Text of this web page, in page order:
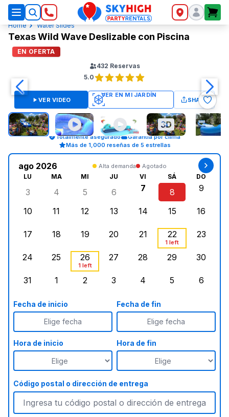
SkyHigh Logo
Home Water Slides
Texas Wild Wave Deslizable con Piscina
EN OFERTA
432 Reservas
5.0
VER VIDEO SHARE
Totalmente asegurado
Garantía por clima
Más de 1,000 reseñas de 5 estrellas
ago 2026 Alta demanda Agotado
LU MA MI JU VI SÁ DO
lunes, agosto 3, 2026
3
martes, agosto 4, 2026
4
miércoles, agosto 5, 2026
5
jueves, agosto 6, 2026
6
viernes, agosto 7,
7
sábado,
8 9
10
11
12
13
14
15
16
17
18
miércoles, agosto 19, 2026
19
jueves, agosto 20, 2026
20
viernes, agosto 21,
21
sábado,
22
1 left
23
lunes, agosto 24, 2026
24
martes, agosto 25, 2026
25
miércoles, agosto 26, 2026
26
1 left
27
28
29
30
31
1
2
3
4
5
6
Fecha de inicio
Elige fecha
Fecha de fin
Elige fecha
Hora de inicio Hora de fin
Código postal o dirección de entrega